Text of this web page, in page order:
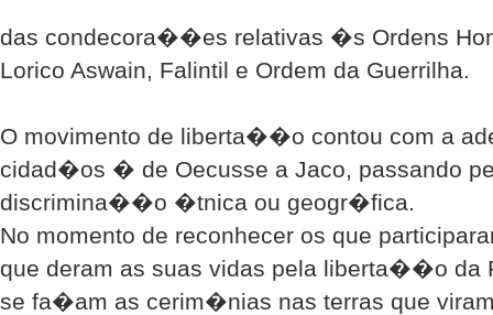
das condecora��es relativas �s Ordens
Lorico Aswain, Falintil e Ordem da Guerrilha.
O movimento de liberta��o contou com a
cidad�os � de Oecusse a Jaco, passando
discrimina��o �tnica ou geogr�fica.
No momento de reconhecer os que
que deram as suas vidas pela liberta��o
se fa�am as cerim�nias nas terras que